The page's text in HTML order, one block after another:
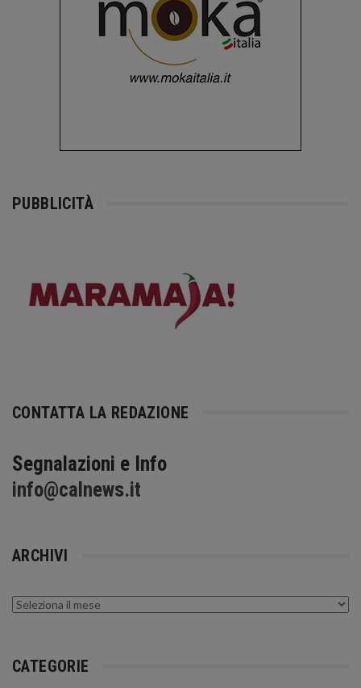
PUBBLICITÀ
CONTATTA LA REDAZIONE
Segnalazioni e Info
info@calnews.it
ARCHIVI
Archivi
CATEGORIE